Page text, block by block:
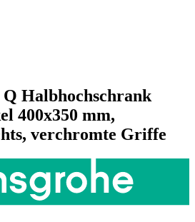
Halbhochschrank
400x350 mm,
verchromte Griffe